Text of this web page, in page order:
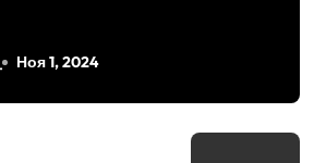
Ноя 1, 2024